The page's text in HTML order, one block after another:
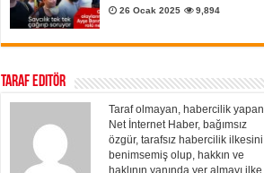
26 Ocak 2025 9,894
Taraf Editör
Taraf olmayan, habercilik yapan
Net İnternet Haber, bağımsız
özgür, tarafsız habercilik ilkesini
benimsemiş olup, hakkın ve
haklının yanında yer almayı ilke